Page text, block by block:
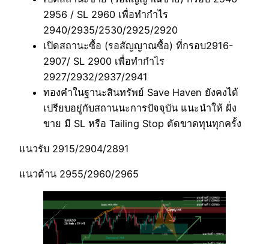
2956 / SL 2960 เพื่อทำกำไร
2940/2935/2530/2925/2920
เปิดสถานะซื้อ (รอสัญญาณซื้อ) ที่กรอบ2916-
2907/ SL 2900 เพื่อทำกำไร
2927/2932/2937/2941
ทองคำในฐานะสินทรัพย์ Save Haven ยังคงได้
เปรียบอยู่กับสถานนะการปัจจุบัน แนะนำให้ ฝั่ง
ขาย มี SL หรือ Tailing Stop ตัดขาดทุนทุกครั้ง
แนวรับ 2915/2904/2891
แนวต้าน 2955/2960/2965